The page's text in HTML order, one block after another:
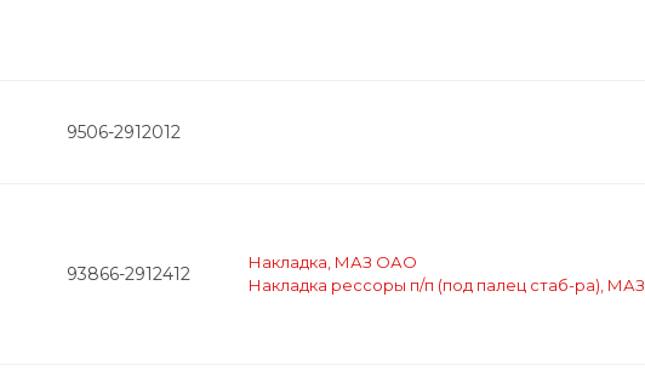
9506-2912012
93866-2912412
Накладка, МАЗ ОАО
Накладка рессоры п/п (под палец стаб-ра), МАЗ